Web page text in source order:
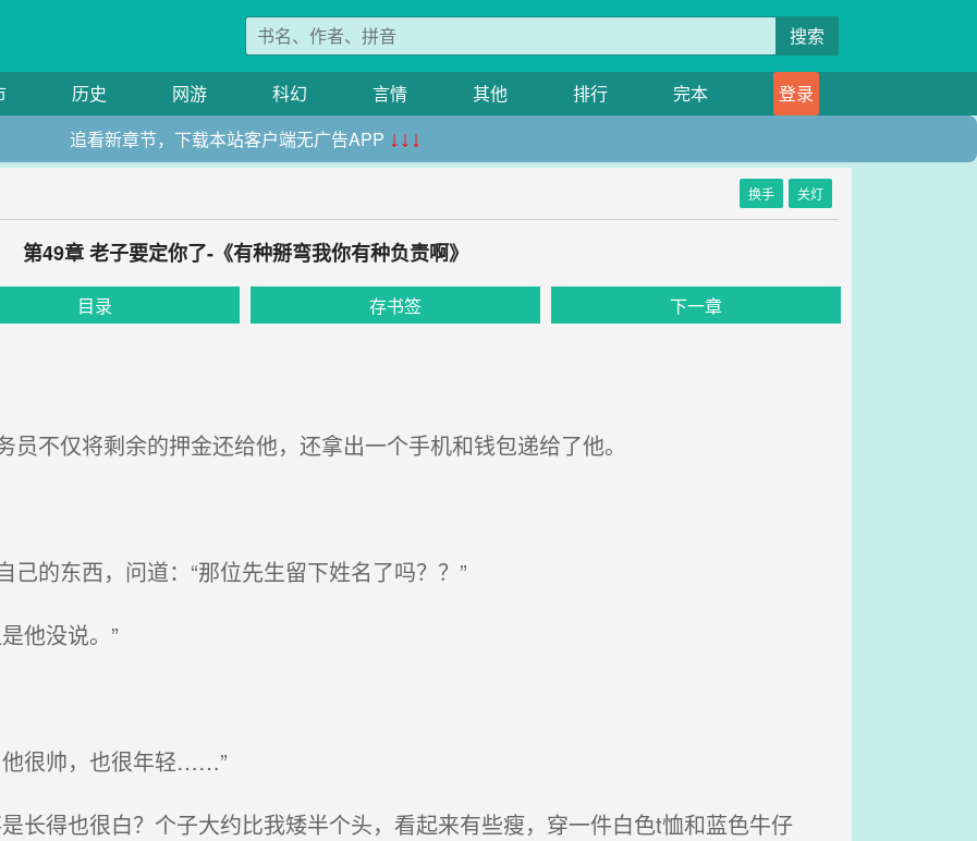
搜索
历史 网游 科幻 言情 其他 排行 完本
登录
追看新章节，下载本站客户端无广告APP ↓↓↓
换手 关灯
第49章 老子要定你了-《有种掰弯我你有种负责啊》
目录 存书签 下一章
不仅将剩余的押金还给他，还拿出一个手机和钱包递给了他。
的东西，问道：“那位先生留下姓名了吗？？”
他没说。”
很帅，也很年轻……”
长得也很白？个子大约比我矮半个头，看起来有些瘦，穿一件白色t恤和蓝色牛仔